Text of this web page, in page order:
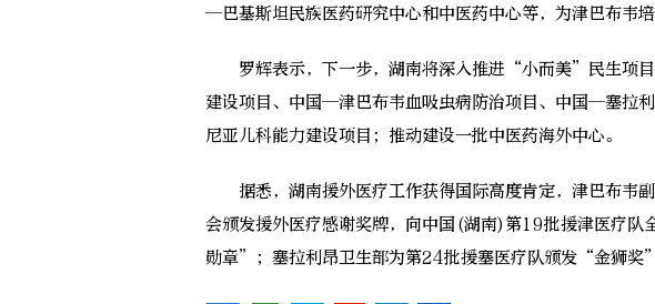
—巴基斯坦民族医药研究中心和中医药中心等，为津巴布韦培
罗辉表示，下一步，湖南将深入推进“小而美”民生项目
建设项目、中国—津巴布韦血吸虫病防治项目、中国—塞拉
尼亚儿科能力建设项目；推动建设一批中医药海外中心。
据悉，湖南援外医疗工作获得国际高度肯定，津巴布韦副
会颁发援外医疗感谢奖牌，向中国(湖南)第19批援津医疗队
勋章”；塞拉利昂卫生部为第24批援塞医疗队颁发“金狮奖